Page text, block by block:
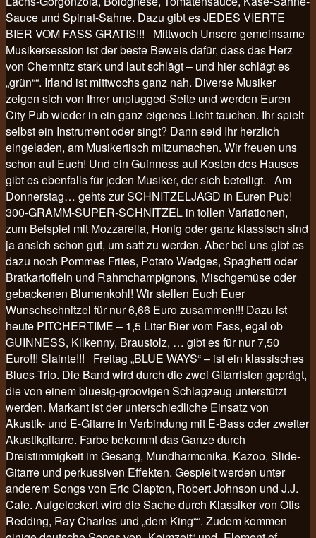
Sauce und Spinat-Sahne. Dazu gibt es JEDES VIERTE
BIER VOM FASS GRATIS!!! Mittwoch Unsere gemeinsame
Musikersession ist der beste Beweis dafür, dass das Herz
von Chemnitz stark und laut schlägt – und hier schlägt es
„grün““. Irland ist mittwochs ganz nah. Diverse Musiker
zeigen sich von Ihrer unplugged-Seite und werden Euren
City Pub wieder in ein ganz eigenes Licht tauchen. Ihr spielt
selbst ein Instrument oder singt? Dann seid Ihr herzlich
eingeladen, am Musikertisch mitzumachen. Wir freuen uns
schon auf Euch! Und ein Guinness auf Kosten des Hauses
gibt es ebenfalls für jeden Musiker, der sich beteiligt. Am
Donnerstag… gehts zur SCHNITZELJAGD in Euren Pub!
300-GRAMM-SUPER-SCHNITZEL in tollen Variationen,
zum Beispiel mit Mozzarella, Honig oder ganz klassisch sind
ja ansich schon gut, um satt zu werden. Aber bei uns gibt es
dazu noch Pommes Frites, Potato Wedges, Spaghetti oder
Bratkartoffeln und Rahmchampignons, Mischgemüse oder
gebackenen Blumenkohl! Wir stellen Euch Euer
Wunschschnitzel für nur 6,66 Euro zusammen!!! Dazu ist
heute PITCHERTIME – 1,5 Liter Bier vom Fass, egal ob
GUINNESS, Kilkenny, Braustolz, … gibt es für nur 7,50
Euro!!! Slainte!!! Freitag „BLUE WAYS“ – ist ein klassisches
Blues-Trio. Die Band wird durch die zwei Gitarristen geprägt,
die von einem bluesig-groovigen Schlagzeug unterstützt
werden. Markant ist der unterschiedliche Einsatz von
Akustik- und E-Gitarre in Verbindung mit E-Bass oder zweiter
Akustikgitarre. Farbe bekommt das Ganze durch
Dreistimmigkeit im Gesang, Mundharmonika, Kazoo, Slide-
Gitarre und perkussiven Effekten. Gespielt werden unter
anderem Songs von Eric Clapton, Robert Johnson und J.J.
Cale. Aufgelockert wird die Sache durch Klassiker von Otis
Redding, Ray Charles und „dem King““. Zudem kommen